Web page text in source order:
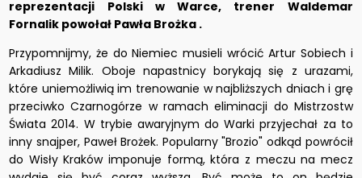
reprezentacji Polski w Warce, trener Waldemar
Fornalik powołał Pawła Brożka .
Przypomnijmy, że do Niemiec musieli wrócić Artur Sobiech i
Arkadiusz Milik. Oboje napastnicy borykają się z urazami,
które uniemożliwią im trenowanie w najbliższych dniach i grę
przeciwko Czarnogórze w ramach eliminacji do Mistrzostw
Świata 2014. W trybie awaryjnym do Warki przyjechał za to
inny snajper, Paweł Brożek. Popularny "Brozio" odkąd powrócił
do Wisły Kraków imponuje formą, która z meczu na mecz